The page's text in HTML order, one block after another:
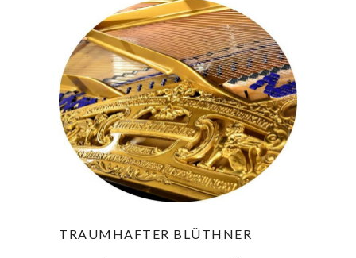
TRAUMHAFTER BLÜTHNER